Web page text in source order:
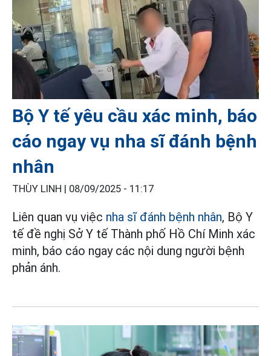
Bộ Y tế yêu cầu xác minh, báo
cáo ngay vụ nha sĩ đánh bệnh
nhân
THÙY LINH | 08/09/2025 - 11:17
Liên quan vụ việc nha sĩ đánh bệnh nhân, Bộ Y
tế đề nghị Sở Y tế Thành phố Hồ Chí Minh xác
minh, báo cáo ngay các nội dung người bệnh
phản ánh.